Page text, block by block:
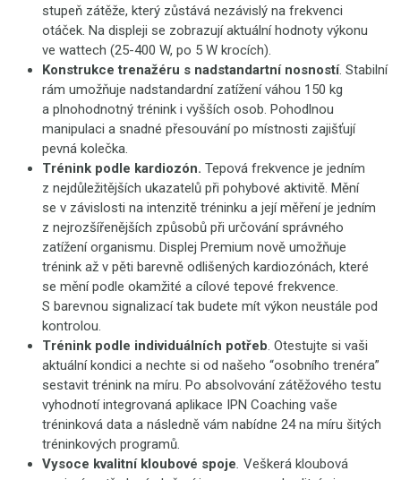
stupeň zátěže, který zůstává nezávislý na frekvenci
otáček. Na displeji se zobrazují aktuální hodnoty výkonu
ve wattech (25-400 W, po 5 W krocích).
Konstrukce trenažéru s nadstandartní nosností. Stabilní
rám umožňuje nadstandardní zatížení váhou 150 kg
a plnohodnotný trénink i vyšších osob. Pohodlnou
manipulaci a snadné přesouvání po místnosti zajišťují
pevná kolečka.
Trénink podle kardiozón. Tepová frekvence je jedním
z nejdůležitějších ukazatelů při pohybové aktivitě. Mění
se v závislosti na intenzitě tréninku a její měření je jedním
z nejrozšířenějších způsobů při určování správného
zatížení organismu. Displej Premium nově umožňuje
trénink až v pěti barevně odlišených kardiozónách, které
se mění podle okamžité a cílové tepové frekvence.
S barevnou signalizací tak budete mít výkon neustále pod
kontrolou.
Trénink podle individuálních potřeb. Otestujte si vaši
aktuální kondici a nechte si od našeho “osobního trenéra”
sestavit trénink na míru. Po absolvování zátěžového testu
vyhodnotí integrovaná aplikace IPN Coaching vaše
tréninková data a následně vám nabídne 24 na míru šitých
tréninkových programů.
Vysoce kvalitní kloubové spoje. Veškerá kloubová